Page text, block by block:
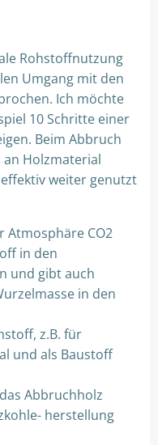
Rohstoffnutzung
Umgang mit den
Ich möchte
10 Schritte einer
Beim Abbruch
an Holzmaterial
weiter genutzt
Atmosphäre CO2
in den
und gibt auch
in den
z.B. für
und als Baustoff
Abbruchholz
herstellung